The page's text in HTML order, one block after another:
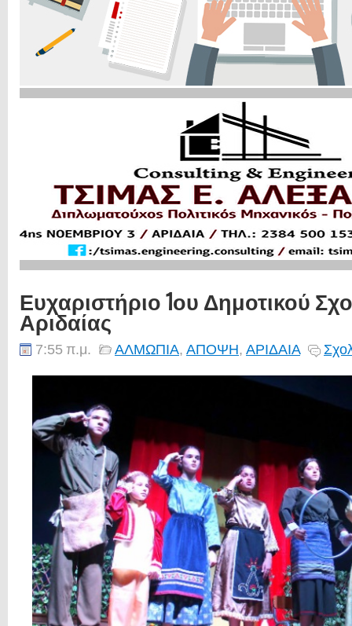
Ευχαριστήριο 1ου Δημοτικού
Αριδαίας
7:55 π.μ. ΑΛΜΩΠΙΑ, ΑΠΟΨΗ, ΑΡΙΔΑΙΑ